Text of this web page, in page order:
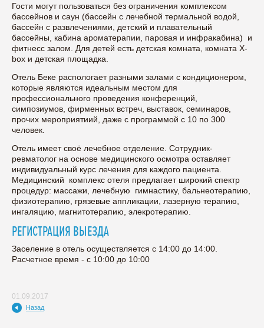
Гости могут пользоваться без ограничения комплексом
бассейнов и саун (бассейн с лечебной термальной водой,
бассейн с развлечениями, детский и плавательный
бассейны, кабина ароматерапии, паровая и инфракабина) и
фитнесс залом. Для детей есть детская комната, комната X-
box и детская площадка.
Отель Беке распологает разными залами с кондиционером,
которые являются идеальным местом для
профессионального проведения конференций,
симпозиумов, фирменных встреч, выставок, семинаров,
прочих мероприятиий, даже с программой с 10 по 300
человек.
Отель имеет своё лечебное отделение. Сотрудник-
ревматолог на основе медицинского осмотра оставляет
индивидуальный курс лечения для каждого пациента.
Медицинский комплекс отеля предлагает широкий спектр
процедур: массажи, лечебную гимнастику, бальнеотерапию,
физиотерапию, грязевые аппликации, лазерную терапию,
ингаляцию, магнитотерапию, элекротерапию.
РЕГИСТРАЦИЯ ВЫЕЗДА
Заселение в отель осуществляется с 14:00 до 14:00.
Расчетное время - с 10:00 до 10:00
01.09.2017
Назад